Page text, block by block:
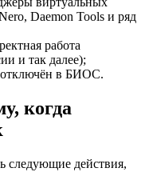
Daemon Tools и ряд
работа
и так далее);
в БИОС.
когда
следующие действия,